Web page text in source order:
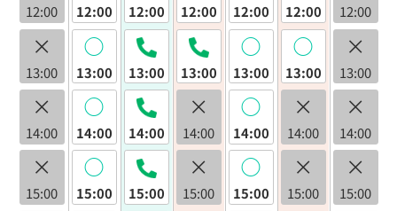
12:00
×
13:00
×
14:00
×
15:00
12:00
◯
13:00
◯
14:00
◯
15:00
12:00
13:00
14:00
15:00
12:00
13:00
×
14:00
×
15:00
12:00
◯
13:00
◯
14:00
◯
15:00
12:00
◯
13:00
×
14:00
×
15:00
12:00
×
13:00
×
14:00
×
15:00